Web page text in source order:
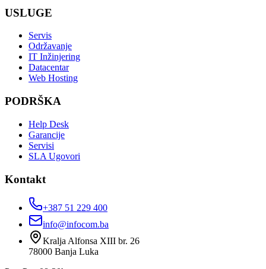
USLUGE
Servis
Održavanje
IT Inžinjering
Datacentar
Web Hosting
PODRŠKA
Help Desk
Garancije
Servisi
SLA Ugovori
Kontakt
+387 51 229 400
info@infocom.ba
Kralja Alfonsa XIII br. 26
78000 Banja Luka